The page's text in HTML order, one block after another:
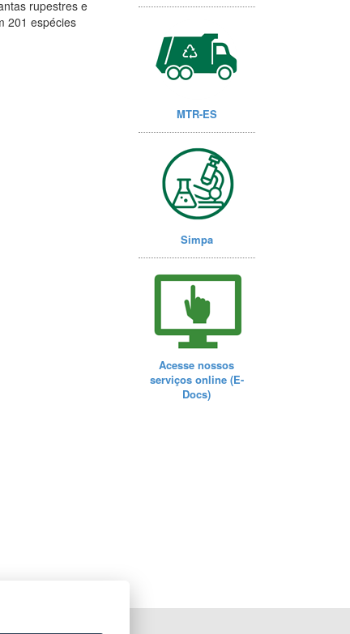
rupestres e
201 espécies
MTR-ES
Simpa
Acesse nossos
serviços online (E-
Docs)